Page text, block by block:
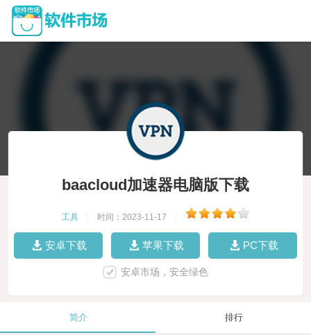
baacloud加速器电脑版下载
工具 时间：2023-11-17
安卓下载 苹果下载 PC下载
安卓市场，安全绿色
简介 排行